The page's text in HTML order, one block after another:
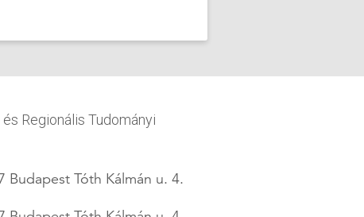
Regionális Tudományi
Budapest Tóth Kálmán u. 4.